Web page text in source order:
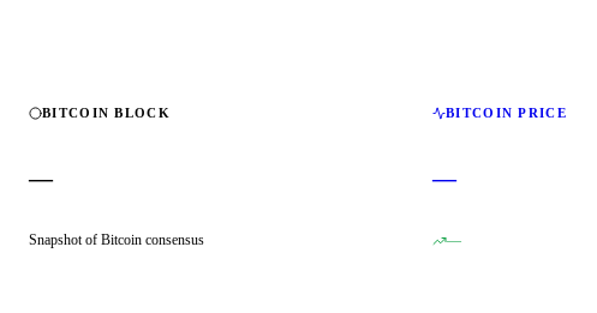
BITCOIN BLOCK
—
Snapshot of Bitcoin consensus
BITCOIN PRICE
—
—